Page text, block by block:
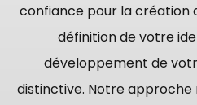
confiance pour la création
définition de votre
développement de
distinctive. Notre